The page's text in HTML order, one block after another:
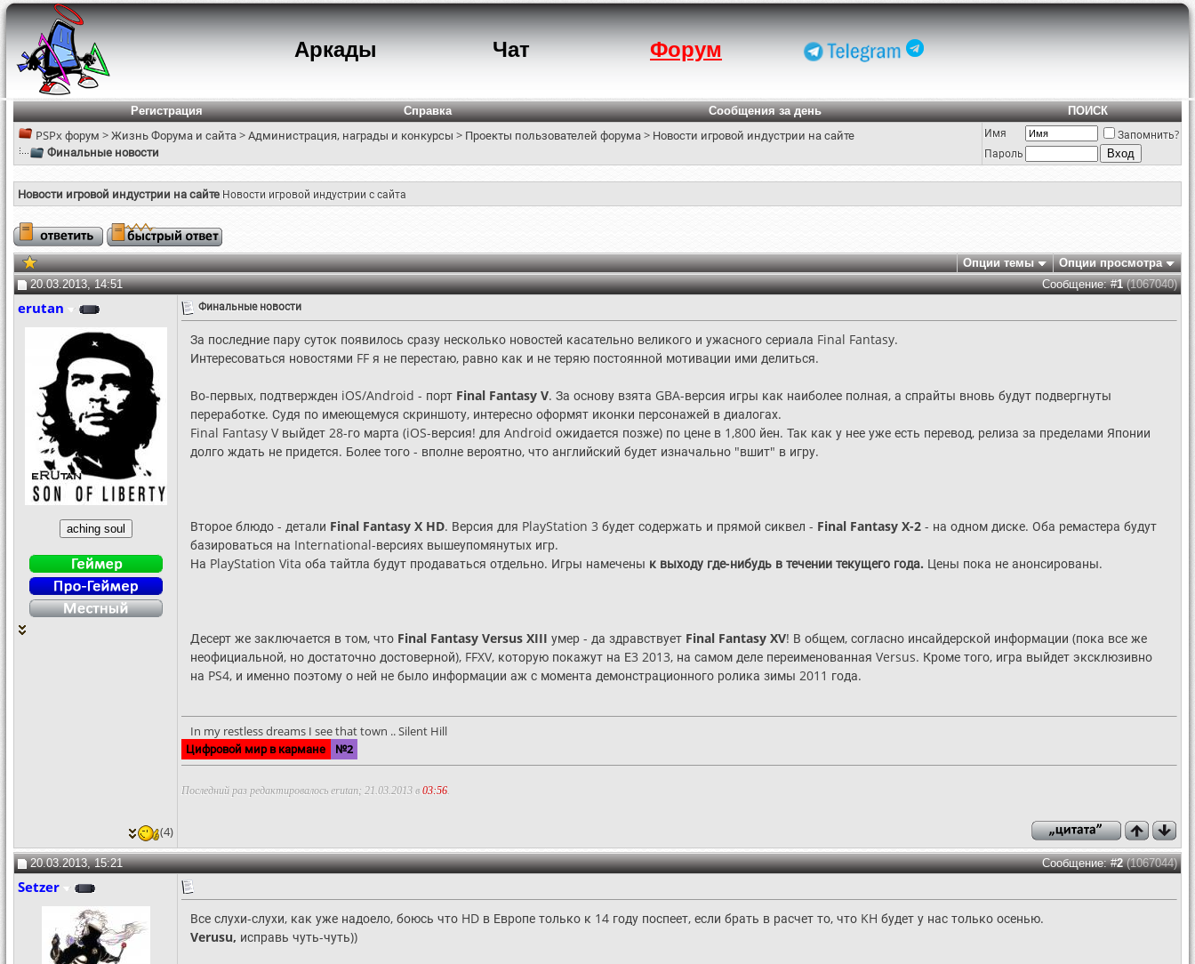
Аркады Чат Форум
Регистрация Справка Сообщения за день ПОИСК
PSPx форум >Жизнь Форума и сайта>Администрация, награды и конкурсы > Проекты пользователей форума> Новости игровой индустрии на сайте
Финальные новости
Имя
Запомнить?
Пароль
Новости игровой индустрии на сайтеНовости игровой индустрии с сайта
Опции темы
Опции просмотра
20.03.2013, 14:51
Сообщение: #1(1067040)
erutan Финальные новости
За последние пару суток появилось сразу несколько новостей касательно великого и ужасного сериала Final Fantasy.
Интересоваться новостями FF я не перестаю, равно как и не теряю постоянной мотивации ими делиться.
Во-первых, подтвержден iOS/Android - порт Final Fantasy V. За основу взята GBA-версия игры как наиболее полная, а спрайты вновь будут подвергнуты
переработке. Судя по имеющемуся скриншоту, интересно оформят иконки персонажей в диалогах.
Final Fantasy V выйдет 28-го марта (iOS-версия! для Android ожидается позже) по цене в 1,800 йен. Так как у нее уже есть перевод, релиза за пределами Японии
долго ждать не придется. Более того - вполне вероятно, что английский будет изначально "вшит" в игру.
Второе блюдо - детали Final Fantasy X HD. Версия для PlayStation 3 будет содержать и прямой сиквел - Final Fantasy X-2 - на одном диске. Оба ремастера будут
базироваться на International-версиях вышеупомянутых игр.
На PlayStation Vita оба тайтла будут продаваться отдельно. Игры намечены к выходу где-нибудь в течении текущего года. Цены пока не анонсированы.
Десерт же заключается в том, что Final Fantasy Versus XIII умер - да здравствует Final Fantasy XV! В общем, согласно инсайдерской информации (пока все же
неофициальной, но достаточно достоверной), FFXV, которую покажут на Е3 2013, на самом деле переименованная Versus. Кроме того, игра выйдет эксклюзивно
на PS4, и именно поэтому о ней не было информации аж с момента демонстрационного ролика зимы 2011 года.
In my restless dreams I see that town .. Silent Hill
Цифровой мир в кармане
№2
Последний раз редактировалось erutan; 21.03.2013 в 03:56.
(4)
20.03.2013, 15:21 Сообщение: #2(1067044)
Setzer
Все слухи-слухи, как уже надоело, боюсь что HD в Европе только к 14 году поспеет, если брать в расчет то, что KH будет у нас только осенью.
Verusu, исправь чуть-чуть))